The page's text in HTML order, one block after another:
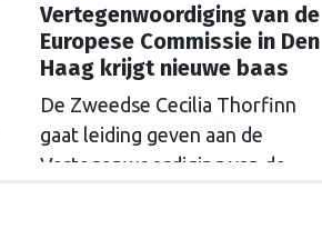
Vertegenwoordiging van de
Europese Commissie in Den
Haag krijgt nieuwe baas
De Zweedse Cecilia Thorfinn
gaat leiding geven aan de
Vertegenwoordiging van de